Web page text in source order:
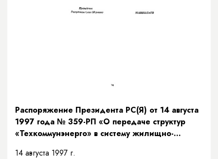
Распоряжение Президента РС(Я) от 14 августа
1997 года № 359-РП «О передаче структур
«Техкоммунэнерго» в систему жилищно-
14 августа 1997 г.